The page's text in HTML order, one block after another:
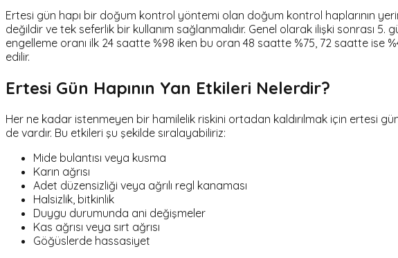
Ertesi gün hapı bir doğum kontrol yöntemi olan doğum kontrol haplarının
değildir ve tek seferlik bir kullanım sağlanmalıdır. Genel olarak ilişki sonrası
engelleme oranı ilk 24 saatte %98 iken bu oran 48 saatte %75, 72 saatte ise
edilir.
Ertesi Gün Hapının Yan Etkileri Nelerdir?
Her ne kadar istenmeyen bir hamilelik riskini ortadan kaldırılmak için ertesi
de vardır. Bu etkileri şu şekilde sıralayabiliriz:
Mide bulantısı veya kusma
Karın ağrısı
Adet düzensizliği veya ağrılı regl kanaması
Halsizlik, bitkinlik
Duygu durumunda ani değişmeler
Kas ağrısı veya sırt ağrısı
Göğüslerde hassasiyet